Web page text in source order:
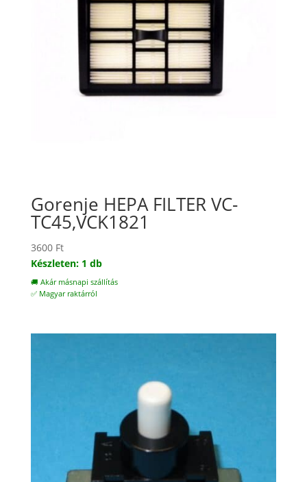
Gorenje HEPA FILTER VC-
TC45,VCK1821
3600 Ft
Készleten: 1 db
🚚 Akár másnapi szállítás
✅ Magyar raktárról